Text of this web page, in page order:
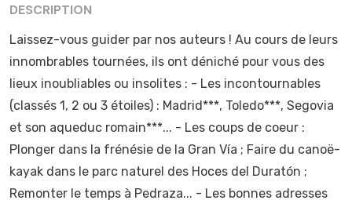
DESCRIPTION
Laissez-vous guider par nos auteurs ! Au cours de leurs
innombrables tournées, ils ont déniché pour vous des
lieux inoubliables ou insolites : - Les incontournables
(classés 1, 2 ou 3 étoiles) : Madrid***, Toledo***, Segovia
et son aqueduc romain***... - Les coups de coeur :
Plonger dans la frénésie de la Gran Vía ; Faire du canoë-
kayak dans le parc naturel des Hoces del Duratón ;
Remonter le temps à Pedraza... - Les bonnes adresses